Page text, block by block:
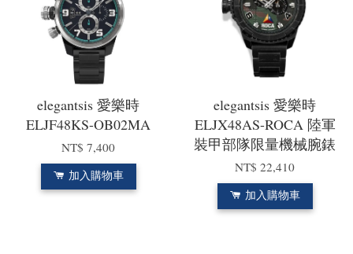
elegantsis 愛樂時
ELJF48KS-OB02MA
NT$ 7,400
加入購物車
elegantsis 愛樂時
ELJX48AS-ROCA 陸軍
裝甲部隊限量機械腕錶
NT$ 22,410
加入購物車